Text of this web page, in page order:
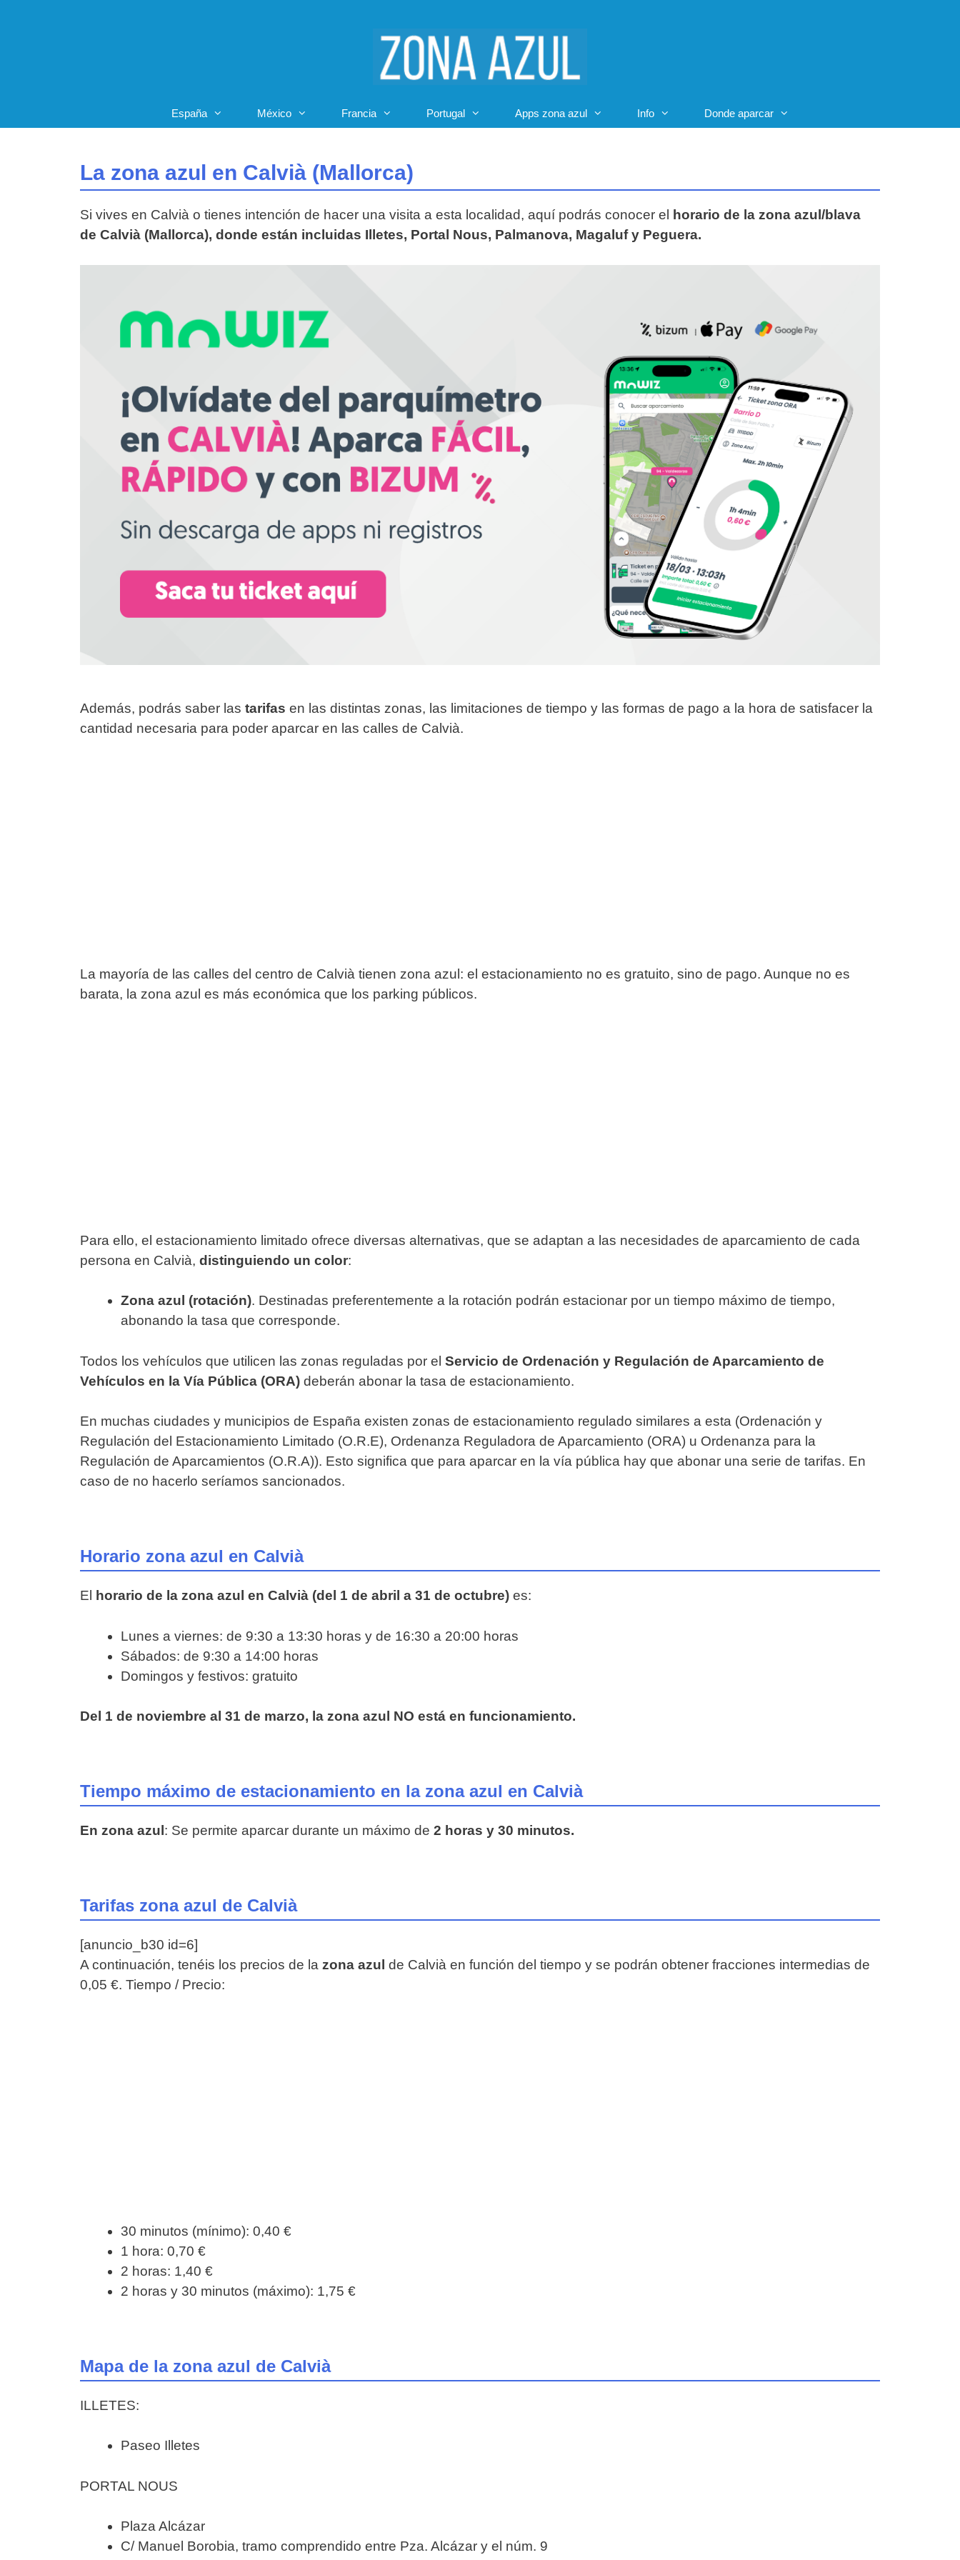
España México Francia Portugal Apps zona azul Info Donde aparcar
La zona azul en Calvià (Mallorca)
Si vives en Calvià o tienes intención de hacer una visita a esta localidad, aquí podrás conocer el horario de la zona azul/blava
de Calvià (Mallorca), donde están incluidas Illetes, Portal Nous, Palmanova, Magaluf y Peguera.
Además, podrás saber las tarifas en las distintas zonas, las limitaciones de tiempo y las formas de pago a la hora de satisfacer la
cantidad necesaria para poder aparcar en las calles de Calvià.
La mayoría de las calles del centro de Calvià tienen zona azul: el estacionamiento no es gratuito, sino de pago. Aunque no es
barata, la zona azul es más económica que los parking públicos.
Para ello, el estacionamiento limitado ofrece diversas alternativas, que se adaptan a las necesidades de aparcamiento de cada
persona en Calvià, distinguiendo un color:
Zona azul (rotación). Destinadas preferentemente a la rotación podrán estacionar por un tiempo máximo de tiempo,
abonando la tasa que corresponde.
Todos los vehículos que utilicen las zonas reguladas por el Servicio de Ordenación y Regulación de Aparcamiento de
Vehículos en la Vía Pública (ORA) deberán abonar la tasa de estacionamiento.
En muchas ciudades y municipios de España existen zonas de estacionamiento regulado similares a esta (Ordenación y
Regulación del Estacionamiento Limitado (O.R.E), Ordenanza Reguladora de Aparcamiento (ORA) u Ordenanza para la
Regulación de Aparcamientos (O.R.A)). Esto significa que para aparcar en la vía pública hay que abonar una serie de tarifas. En
caso de no hacerlo seríamos sancionados.
Horario zona azul en Calvià
El horario de la zona azul en Calvià (del 1 de abril a 31 de octubre) es:
Lunes a viernes: de 9:30 a 13:30 horas y de 16:30 a 20:00 horas
Sábados: de 9:30 a 14:00 horas
Domingos y festivos: gratuito
Del 1 de noviembre al 31 de marzo, la zona azul NO está en funcionamiento.
Tiempo máximo de estacionamiento en la zona azul en Calvià
En zona azul : Se permite aparcar durante un máximo de 2 horas y 30 minutos.
Tarifas zona azul de Calvià
[anuncio_b30 id=6]
A continuación, tenéis los precios de la zona azul de Calvià en función del tiempo y se podrán obtener fracciones intermedias de
0,05 €. Tiempo / Precio:
30 minutos (mínimo): 0,40 €
1 hora: 0,70 €
2 horas: 1,40 €
2 horas y 30 minutos (máximo): 1,75 €
Mapa de la zona azul de Calvià
ILLETES:
Paseo Illetes
PORTAL NOUS
Plaza Alcázar
C/ Manuel Borobia, tramo comprendido entre Pza. Alcázar y el núm. 9